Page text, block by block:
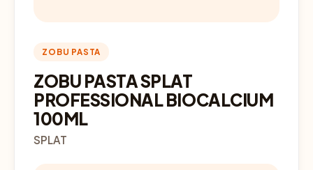
ZOBU PASTA
ZOBU PASTA SPLAT
PROFESSIONAL BIOCALCIUM
100ML
SPLAT